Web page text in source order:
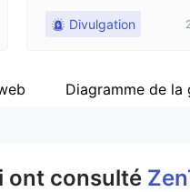
Divulgation
Diagramme de la
ont consulté